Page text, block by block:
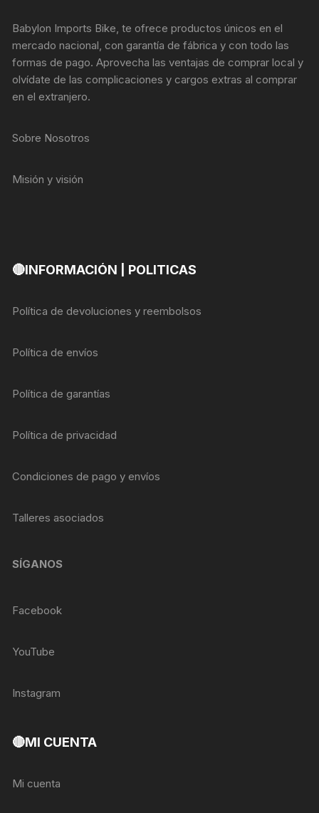
Babylon Imports Bike, te ofrece productos únicos en el
mercado nacional, con garantía de fábrica y con todo las
formas de pago. Aprovecha las ventajas de comprar local y
olvídate de las complicaciones y cargos extras al comprar
en el extranjero.
Sobre Nosotros
Misión y visión
🔴INFORMACIÓN | POLITICAS
Política de devoluciones y reembolsos
Política de envíos
Política de garantías
Política de privacidad
Condiciones de pago y envíos
Talleres asociados
SÍGANOS
Facebook
YouTube
Instagram
🔴MI CUENTA
Mi cuenta